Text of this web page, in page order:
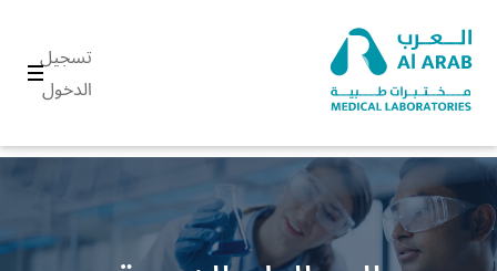
تسجيل
الدخول